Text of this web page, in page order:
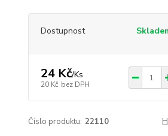
Dostupnost
24 Kč/Ks
20 Kč bez DPH
Číslo produktu: 22110